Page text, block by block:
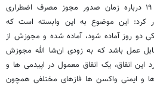
دبیر کمیته علمی کشوری کووید ۱۹ درباره زمان صدور مجوز مصرف اضطراری
کرد: این موضوع به این وابسته است که
دو روز آماده شود، آماده شده و مجوزش از
عمل باشد که به زودی ان‌شا الله مجوزش
این اتفاق، یک اتفاق معمول در اپیدمی‌ ها و
و ایمنی واکسن‌ ها فازهای مختلفی همچون